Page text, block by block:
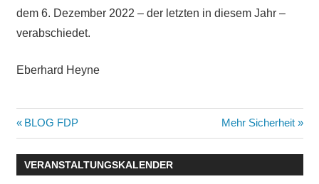
dem 6. Dezember 2022 – der letzten in diesem Jahr –
verabschiedet.
Eberhard Heyne
Beitragsnavigation
Vorheriger
Beitrag:
BLOG FDP
Nächster
Beitrag:
Mehr Sicherheit
VERANSTALTUNGSKALENDER